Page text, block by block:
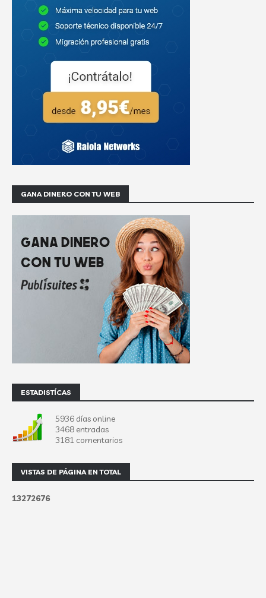
GANA DINERO CON TU WEB
ESTADISTÍCAS
5936 días online
3468 entradas
3181 comentarios
VISTAS DE PÁGINA EN TOTAL
13272676